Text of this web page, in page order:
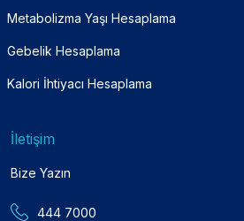
Metabolizma Yaşı Hesaplama
Gebelik Hesaplama
Kalori İhtiyacı Hesaplama
İletişim
Bize Yazın
444 7000